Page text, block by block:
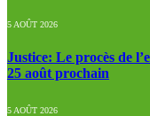
5 AOÛT 2026
Justice: Le procès de
25 août prochain
5 AOÛT 2026